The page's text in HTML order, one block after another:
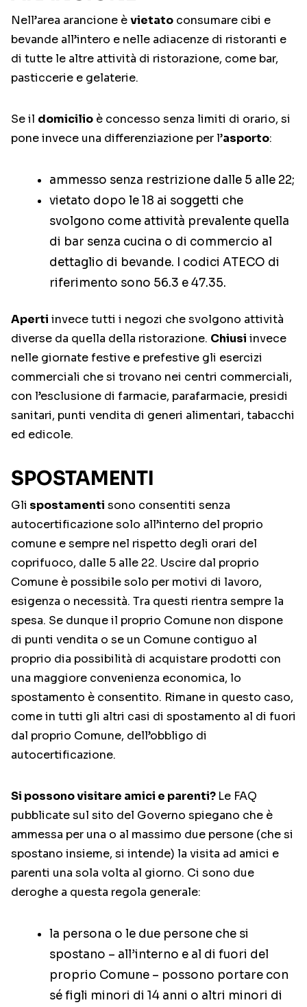
Nell’area arancione èvietato consumare cibi e
bevande all’intero e nelle adiacenze di ristoranti e
di tutte le altre attività di ristorazione, come bar,
pasticcerie e gelaterie.
Se il domicilio è concesso senza limiti di orario, si
pone invece una differenziazione per l’asporto:
ammesso senza restrizione dalle 5 alle 22;
vietato dopo le 18 ai soggetti che
svolgono come attività prevalente quella
di bar senza cucina o di commercio al
dettaglio di bevande. I codici ATECO di
riferimento sono 56.3 e 47.35.
Aperti invece tutti i negozi che svolgono attività
diverse da quella della ristorazione. Chiusi invece
nelle giornate festive e prefestive gli esercizi
commerciali che si trovano nei centri commerciali,
con l’esclusione di farmacie, parafarmacie, presidi
sanitari, punti vendita di generi alimentari, tabacchi
ed edicole.
SPOSTAMENTI
Gli spostamenti sono consentiti senza
autocertificazione solo all’interno del proprio
comune e sempre nel rispetto degli orari del
coprifuoco, dalle 5 alle 22. Uscire dal proprio
Comune è possibile solo per motivi di lavoro,
esigenza o necessità. Tra questi rientra sempre la
spesa. Se dunque il proprio Comune non dispone
di punti vendita o se un Comune contiguo al
proprio dia possibilità di acquistare prodotti con
una maggiore convenienza economica, lo
spostamento è consentito. Rimane in questo caso,
come in tutti gli altri casi di spostamento al di fuori
dal proprio Comune, dell’obbligo di
autocertificazione.
Si possono visitare amici e parenti? Le FAQ
pubblicate sul sito del Governo spiegano che è
ammessa per una o al massimo due persone (che si
spostano insieme, si intende) la visita ad amici e
parenti una sola volta al giorno. Ci sono due
deroghe a questa regola generale:
la persona o le due persone che si
spostano – all’interno e al di fuori del
proprio Comune – possono portare con
sé figli minori di 14 anni o altri minori di